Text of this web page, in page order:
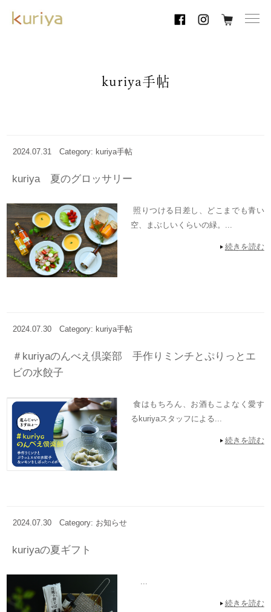
kuriya手帖
2024.07.31 Category: kuriya手帖
kuriya 夏のグロッサリー
照りつける日差し、どこまでも青い
空、まぶしいくらいの緑。...
続きを読む
2024.07.30 Category: kuriya手帖
＃kuriyaのんべえ倶楽部 手作りミンチとぷりっとエ
ビの水餃子
食はもちろん、お酒もこよなく愛す
るkuriyaスタッフによる...
続きを読む
2024.07.30 Category: お知らせ
kuriyaの夏ギフト
続きを読む